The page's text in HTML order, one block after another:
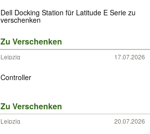
Dell Docking Station für Latitude E Serie zu
verschenken
Zu Verschenken
Leipzig 17.07.2026
Controller
Zu Verschenken
Leipzig 20.07.2026